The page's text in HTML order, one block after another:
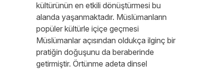
kültürünün en etkili dönüştürmesi bu
alanda yaşanmaktadır. Müslümanların
popüler kültürle içiçe geçmesi
Müslümanlar açısından oldukça ilginç bir
pratiğin doğuşunu da beraberinde
getirmiştir. Örtünme adeta dinsel